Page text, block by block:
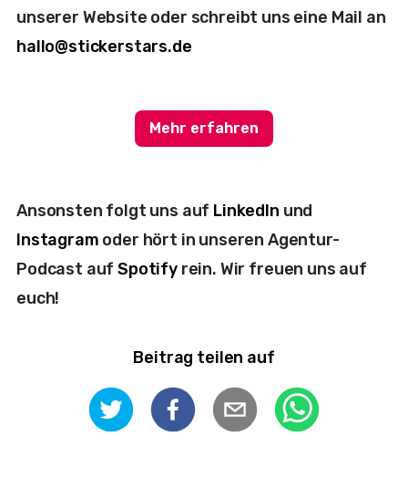
unserer Website oder schreibt uns eine Mail an
hallo@stickerstars.de
Mehr erfahren
Ansonsten folgt uns auf LinkedIn und
Instagram oder hört in unseren Agentur-
Podcast aufSpotifyrein. Wir freuen uns auf
euch!
Beitrag teilen auf